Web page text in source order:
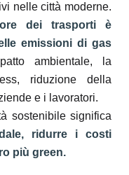
nelle città moderne.
dei trasporti è
emissioni di gas
ambientale, la
riduzione della
e i lavoratori.
sostenibile significa
ridurre i costi
più green.